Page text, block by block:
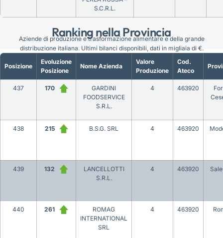
Ranking nella Provincia
S.C.R.L.
Posizione
Evoluzione
Posizione
Nome Azienda
Valore
Produzione
Cod.
Ateco
437 170
GARDINI
FOODSERVICE
S.R.L.
4 463920
438 215 B.S.G. SRL 4 463920
439 132
LANCELLOTTI
S.R.L.
4 463920
440 261
ROMAG
INTERNATIONAL
SRL
4 463920
Aziende di produzione e trasformazione alimentare e della grande
distribuzione italiana. Ultimi bilanci disponibili, dati in migliaia di €.